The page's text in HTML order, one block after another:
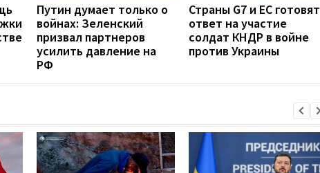
Путин думает только о
войнах: Зеленский
призвал партнеров
усилить давление на
РФ
Страны G7 и ЕС готовят
ответ на участие
солдат КНДР в войне
против Украины